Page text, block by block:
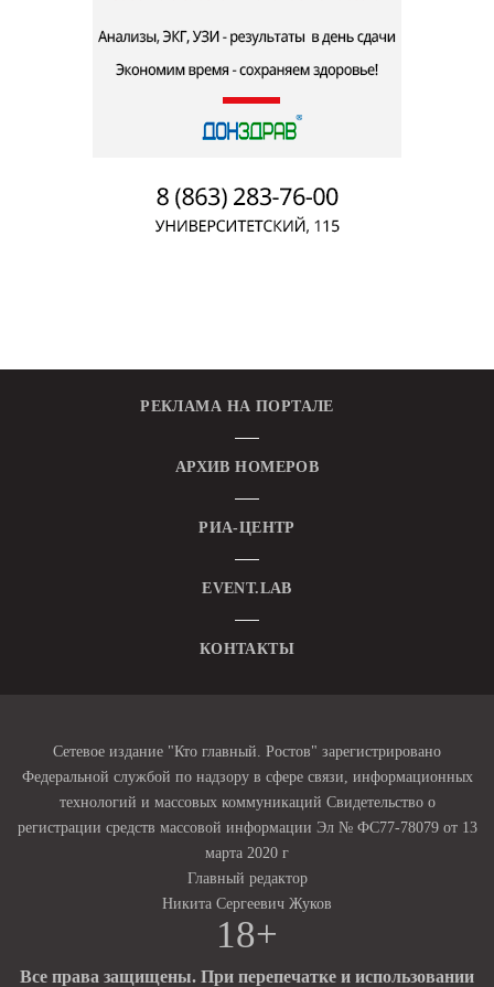
РЕКЛАМА НА ПОРТАЛЕ
АРХИВ НОМЕРОВ
РИА-ЦЕНТР
EVENT.LAB
КОНТАКТЫ
Сетевое издание "Кто главный. Ростов" зарегистрировано
Федеральной службой по надзору в сфере связи, информационных
технологий и массовых коммуникаций Свидетельство о
регистрации средств массовой информации Эл № ФС77-78079 от 13
марта 2020 г
Главный редактор
Никита Сергеевич Жуков
18+
Все права защищены. При перепечатке и использовании